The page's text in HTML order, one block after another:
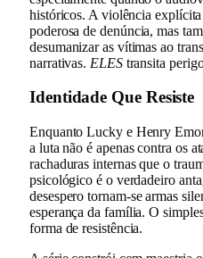
históricos. A violência
poderosa de denúncia, mas
desumanizar as vítimas ao
narrativas. ELEStransita
Identidade Que Resiste
Enquanto Lucky e Henry
a luta não é apenas contra os
rachaduras internas que o
psicológico é o verdadeiro
desespero tornam-se armas
esperança da família. O
forma de resistência.